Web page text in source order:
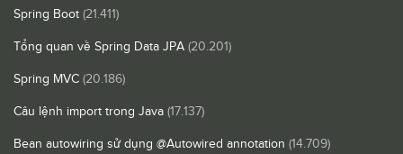
Spring Boot (21.411)
Tổng quan về Spring Data JPA (20.201)
Spring MVC (20.186)
Câu lệnh import trong Java (17.137)
Bean autowiring sử dụng @Autowired annotation (14.709)